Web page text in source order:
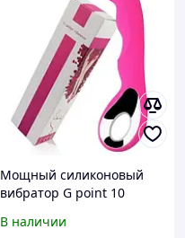
Мощный силиконовый
вибратор G point 10
В наличии